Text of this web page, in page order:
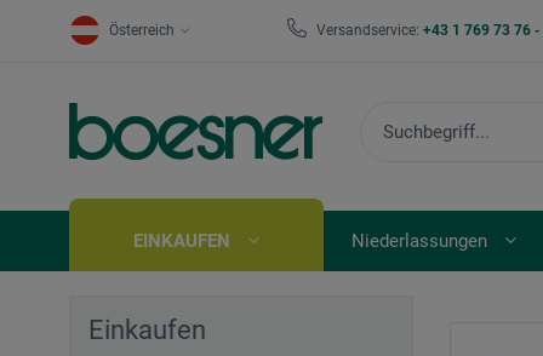
Österreich Versandservice: +43 1 769 73 76
EINKAUFEN Niederlassungen
Einkaufen